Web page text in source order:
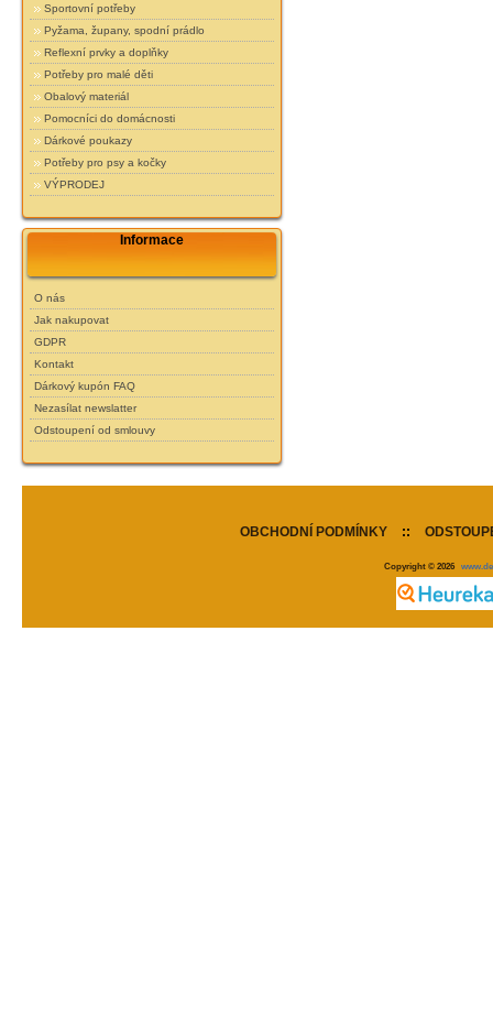
Sportovní potřeby
Pyžama, župany, spodní prádlo
Reflexní prvky a doplňky
Potřeby pro malé děti
Obalový materiál
Pomocníci do domácnosti
Dárkové poukazy
Potřeby pro psy a kočky
VÝPRODEJ
Informace
O nás
Jak nakupovat
GDPR
Kontakt
Dárkový kupón FAQ
Nezasílat newslatter
Odstoupení od smlouvy
OBCHODNÍ PODMÍNKY ::
Copyright © 2026